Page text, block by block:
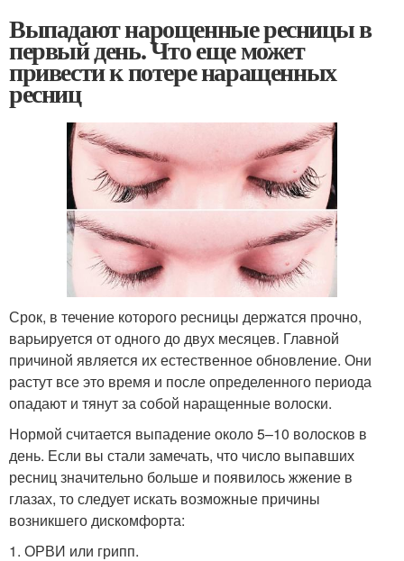
Выпадают нарощенные ресницы в
первый день. Что еще может
привести к потере наращенных
ресниц
Срок, в течение которого ресницы держатся прочно,
варьируется от одного до двух месяцев. Главной
причиной является их естественное обновление. Они
растут все это время и после определенного периода
опадают и тянут за собой наращенные волоски.
Нормой считается выпадение около 5–10 волосков в
день. Если вы стали замечать, что число выпавших
ресниц значительно больше и появилось жжение в
глазах, то следует искать возможные причины
возникшего дискомфорта:
1. ОРВИ или грипп.